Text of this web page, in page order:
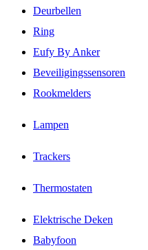
Deurbellen
Ring
Eufy By Anker
Beveiligingssensoren
Rookmelders
Lampen
Trackers
Thermostaten
Elektrische Deken
Babyfoon